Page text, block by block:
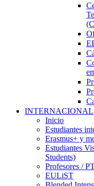
INTERNACIONAL
Inicio
Estudiantes
Erasmus+ y
Estudiantes
Students)
Profesores /
EULiST